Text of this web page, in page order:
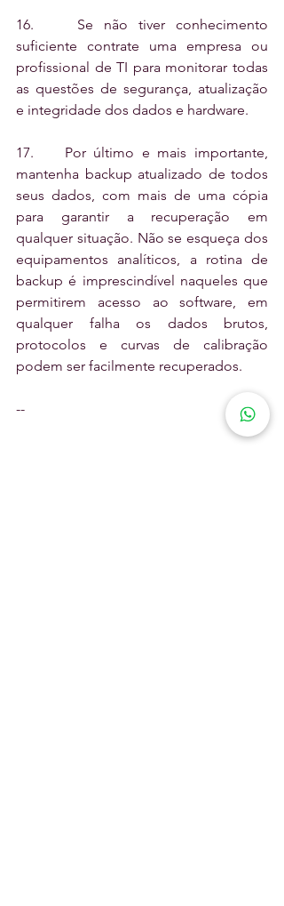
16.    Se não tiver conhecimento
suficiente contrate uma empresa ou
profissional de TI para monitorar todas
as questões de segurança, atualização
e integridade dos dados e hardware.
17.    Por último e mais importante,
mantenha backup atualizado de todos
seus dados, com mais de uma cópia
para garantir a recuperação em
qualquer situação. Não se esqueça dos
equipamentos analíticos, a rotina de
backup é imprescindível naqueles que
permitirem acesso ao software, em
qualquer falha os dados brutos,
protocolos e curvas de calibração
podem ser facilmente recuperados.
--